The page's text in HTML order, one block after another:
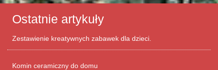
Ostatnie artykuły
Zestawienie kreatywnych zabawek dla dzieci.
Komin ceramiczny do domu